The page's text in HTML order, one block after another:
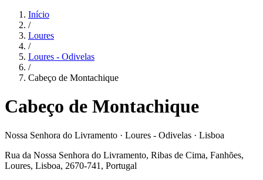
Início
/
Loures
/
Loures - Odivelas
/
Cabeço de Montachique
Cabeço de Montachique
Nossa Senhora do Livramento · Loures - Odivelas · Lisboa
Rua da Nossa Senhora do Livramento, Ribas de Cima, Fanhões,
Loures, Lisboa, 2670-741, Portugal